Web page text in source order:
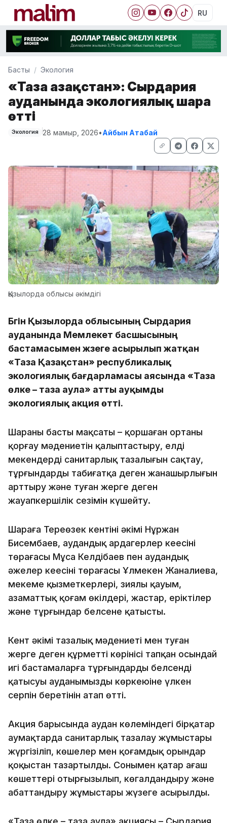
RU
Басты Экология
«Таза Қазақстан»: Сырдария
ауданында экологиялық шара
өтті
Экология 28 мамыр, 2026•Айбын Атабай
Қызылорда облысы әкімдігі
Бүгін Қызылорда облысының Сырдария
ауданында Мемлекет басшысының
бастамасымен жүзеге асырылып жатқан
«Таза Қазақстан» республикалық
экологиялық бағдарламасы аясында «Таза
өлке – таза аула» атты ауқымды
экологиялық акция өтті.
Шараның басты мақсаты – қоршаған ортаны
қорғау мәдениетін қалыптастыру, елді
мекендердің санитарлық тазалығын сақтау,
тұрғындардың табиғатқа деген жанашырлығын
арттыру және туған жерге деген
жауапкершілік сезімін күшейту.
Шараға Тереңөзек кентінің әкімі Нұржан
Бисембаев, аудандық ардагерлер кеңесінің
төрағасы Мұса Келдібаев пен аудандық
әжелер кеңесінің төрағасы Ұлмекен Жаналиева,
мекеме қызметкерлері, зиялы қауым,
азаматтық қоғам өкілдері, жастар, еріктілер
және тұрғындар белсене қатысты.
Кент әкімі тазалық мәдениеті мен туған
жерге деген құрметтің көрінісі тапқан осындай
игі бастамаларға тұрғындардың белсенді
қатысуы ауданымыздың көркеюіне үлкен
серпін беретінін атап өтті.
Акция барысында аудан көлеміндегі бірқатар
аумақтарда санитарлық тазалау жұмыстары
жүргізіліп, көшелер мен қоғамдық орындар
қоқыстан тазартылды. Сонымен қатар ағаш
көшеттері отырғызылып, көгалдандыру және
абаттандыру жұмыстары жүзеге асырылды.